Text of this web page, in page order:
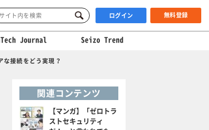
ログイン 無料登録
Journal Seizo Trend
な接続をどう実現？
関連コンテンツ
【マンガ】「ゼロトラ
ストセキュリティ